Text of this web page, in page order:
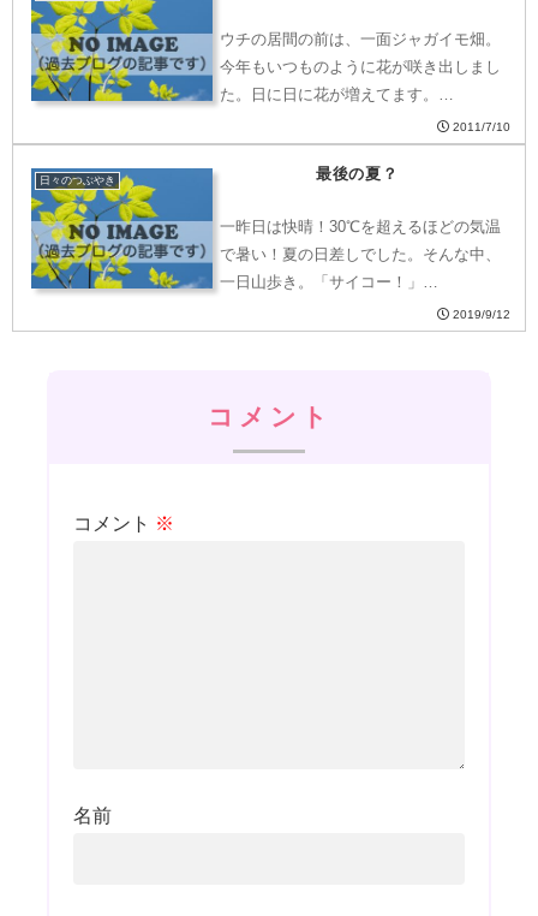
ウチの居間の前は、一面ジャガイモ畑。
今年もいつものように花が咲き出しまし
た。日に日に花が増えてます。…
2011/7/10
日々のつぶやき 最後の夏？
一昨日は快晴！30℃を超えるほどの気温
で暑い！夏の日差しでした。そんな中、
一日山歩き。「サイコー！」…
2019/9/12
コメント
コメント ※
名前